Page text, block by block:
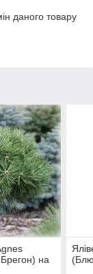
даного товару
на